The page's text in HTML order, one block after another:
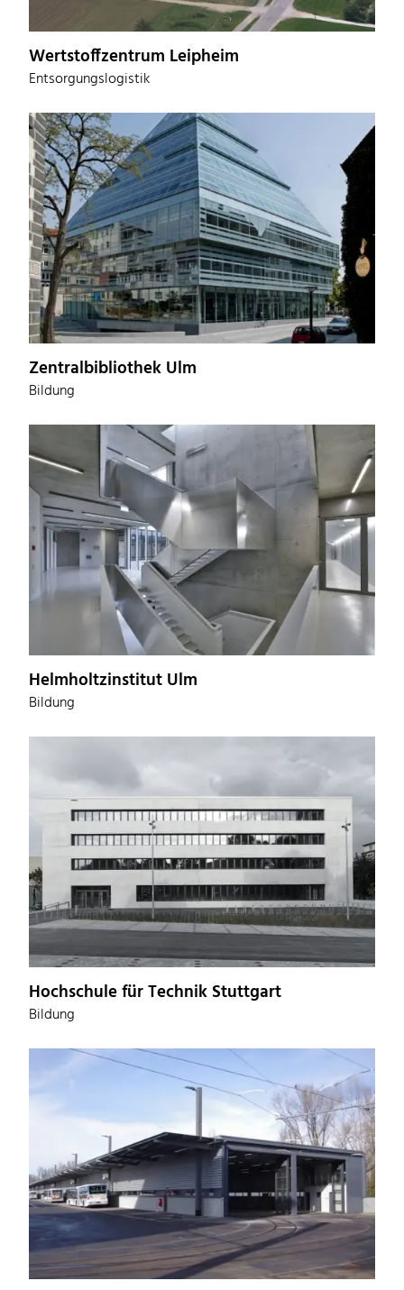
Wertstoffzentrum Leipheim
Entsorgungslogistik
Zentralbibliothek Ulm
Bildung
Helmholtzinstitut Ulm
Bildung
Hochschule für Technik Stuttgart
Bildung